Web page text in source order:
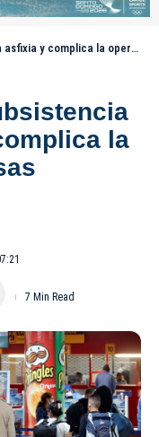
la operativa a empresas españolas
la
7 Min Read